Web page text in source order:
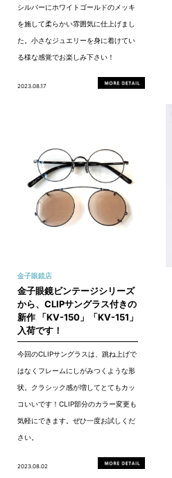
シルバーにホワイトゴールドのメッキ
を施して柔らかい雰囲気に仕上げまし
た。小さなジュエリーを身に着けてい
る様な感覚でお楽しみ下さい！
2023.08.17
金子眼鏡店
金子眼鏡ビンテージシリーズ
から、CLIPサングラス付きの
新作 「KV-150」「KV-151」
入荷です！
今回のCLIPサングラスは、跳ね上げで
はなくフレームにしがみつくような形
状。クラシック感が増してとてもカッ
コいいです！CLIP部分のカラー変更も
気軽にできます。ぜひ一度お試しくだ
さい。
2023.08.02